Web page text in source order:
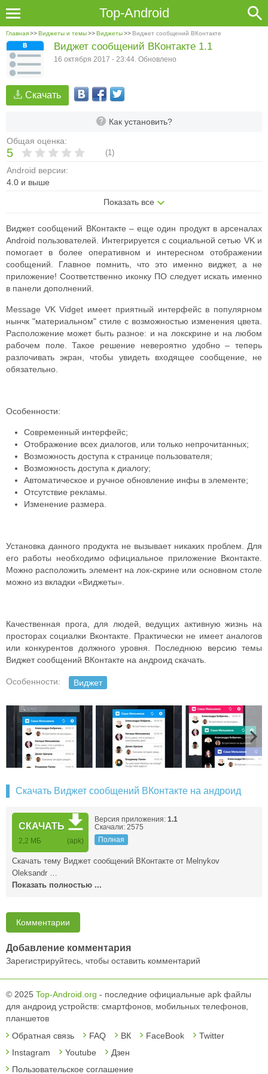
Top-Android
Главная>>Виджеты и темы>>Виджеты>> Виджет сообщений ВКонтакте
Скачать
Как установить?
Общая оценка:
5 (1)
Android версии:
4.0 и выше
Показать все
Виджет сообщений ВКонтакте 1.1
16 октября 2017 - 23:44. Обновлено
Виджет сообщений ВКонтакте – еще один продукт в арсеналах
Android пользователей. Интегрируется с социальной сетью VK и
помогает в более оперативном и интересном отображении
сообщений. Главное помнить, что это именно виджет, а не
приложение! Соответственно иконку ПО следует искать именно
в панели дополнений.
Message VK Vidget имеет приятный интерфейс в популярном
нынчк "материальном" стиле с возможностью изменения цвета.
Расположение может быть разное: и на локскрине и на любом
рабочем поле. Такое решение невероятно удобно – теперь
разлочивать экран, чтобы увидеть входящее сообщение, не
обязательно.
Особенности:
Современный интерфейс;
Отображение всех диалогов, или только непрочитанных;
Возможность доступа к странице пользователя;
Возможность доступа к диалогу;
Автоматическое и ручное обновление инфы в элементе;
Отсутствие рекламы.
Изменение размера.
Установка данного продукта не вызывает никаких проблем. Для
его работы необходимо официальное приложение Вконтакте.
Можно расположить элемент на лок-скрине или основном столе
можно из вкладки «Виджеты».
Качественная прога, для людей, ведущих активную жизнь на
просторах социалки Вконтакте. Практически не имеет аналогов
или конкурентов должного уровня. Последнюю версию темы
Виджет сообщений ВКонтакте на андроид скачать.
Особенности: Виджет
Скачать Виджет сообщений ВКонтакте на андроид
СКАЧАТЬ
2,2 MБ (apk)
Версия приложения: 1.1
Скачали: 2575
Полная
Скачать тему Виджет сообщений ВКонтакте от Melnykov
Oleksandr …
Показать полностью ...
Комментарии
Добавление комментария
Зарегистрируйтесь, чтобы оставить комментарий
© 2025 Top-Android.org - последние официальные apk файлы
для андроид устройств: смартфонов, мобильных телефонов,
планшетов
Обратная связь
FAQ ВК FaceBook
Twitter
Instagram
Youtube
Дзен
Пользовательское соглашение